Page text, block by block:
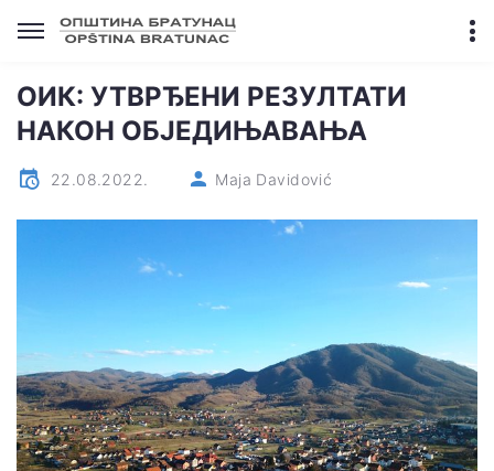
ОИК: УТВРЂЕНИ РЕЗУЛТАТИ
НАКОН ОБЈЕДИЊАВАЊА
22.08.2022. Maja Davidović